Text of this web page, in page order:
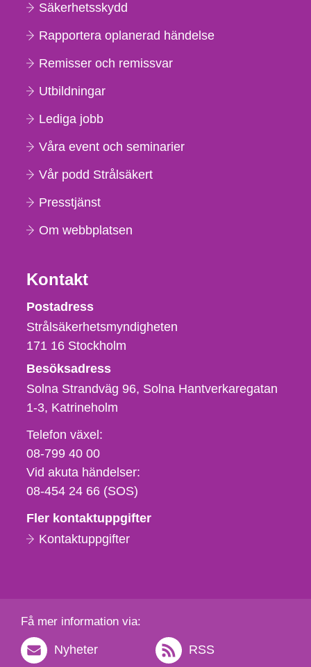
Säkerhetsskydd
Rapportera oplanerad händelse
Remisser och remissvar
Utbildningar
Lediga jobb
Våra event och seminarier
Vår podd Strålsäkert
Presstjänst
Om webbplatsen
Kontakt
Strålsäkerhetsmyndigheten
Postadress
Strålsäkerhetsmyndigheten
171 16 Stockholm
Besöksadress
Solna Strandväg 96, Solna Hantverkaregatan
1-3 Katrineholm
Telefon,
fax
och
e-
Telefon växel:
08-799 40 00
Vid akuta händelser:
08-454 24 66 (SOS)
Fler kontaktuppgifter
Kontaktuppgifter
Få mer information via:
Nyheter RSS